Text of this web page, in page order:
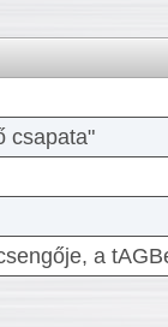
csapata"
a